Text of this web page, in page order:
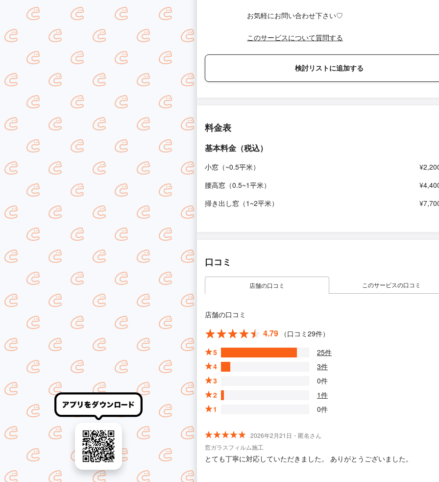
お気軽にお問い合わせ下さい♡
このサービスについて質問する
検討リストに追加する
料金表
基本料金（税込）
小窓（~0.5平米）
腰高窓（0.5~1平米）
掃き出し窓（1~2平米）
口コミ
店舗の口コミ このサービスの口コミ
店舗の口コミ
4.79
（口コミ29件）
5
25件
4
3件
3
0件
2
1件
1
0件
2026年2月21日・匿名さん
窓ガラスフィルム施工
とても丁寧に対応していただきました。 ありがとうございました。